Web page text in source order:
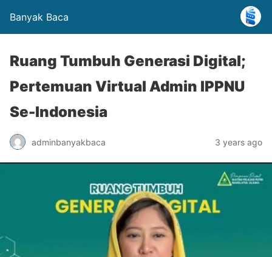
Banyak Baca
Ruang Tumbuh Generasi Digital;
Pertemuan Virtual Admin IPPNU
Se-Indonesia
adminbanyakbaca 3 years ago